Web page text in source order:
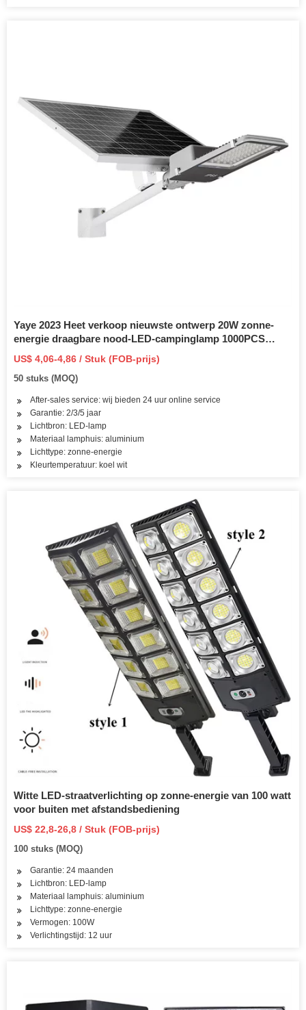
Yaye 2023 Heet verkoop nieuwste ontwerp 20W zonne-
energie draagbare nood-LED-campinglamp 1000PCS
voorraad / 2 jaar garantie China Beste zonne-
fabrieksleverancier
US$ 4,06-4,86 / Stuk (FOB-prijs)
50 stuks (MOQ)
After-sales service: wij bieden 24 uur online service
Garantie: 2/3/5 jaar
Lichtbron: LED-lamp
Materiaal lamphuis: aluminium
Lichttype: zonne-energie
Kleurtemperatuur: koel wit
Witte LED-straatverlichting op zonne-energie van 100 watt
voor buiten met afstandsbediening
US$ 22,8-26,8 / Stuk (FOB-prijs)
100 stuks (MOQ)
Garantie: 24 maanden
Lichtbron: LED-lamp
Materiaal lamphuis: aluminium
Lichttype: zonne-energie
Vermogen: 100W
Verlichtingstijd: 12 uur